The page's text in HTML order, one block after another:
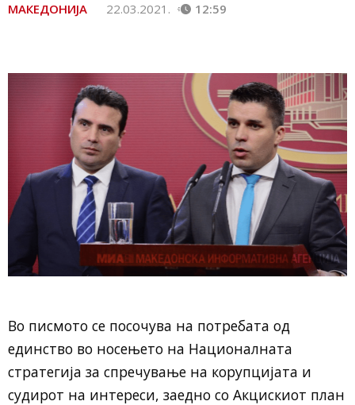
МАКЕДОНИЈА 22.03.2021. 12:59
Во писмото се посочува на потребата од
единство во носењето на Националната
стратегија за спречување на корупцијата и
судирот на интереси, заедно со Акцискиот план